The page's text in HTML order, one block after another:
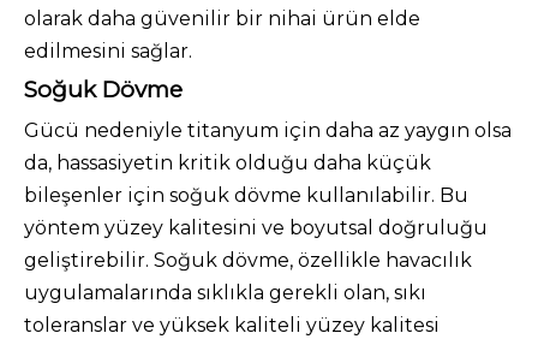
olarak daha güvenilir bir nihai ürün elde
edilmesini sağlar.
Soğuk Dövme
Gücü nedeniyle titanyum için daha az yaygın olsa
da, hassasiyetin kritik olduğu daha küçük
bileşenler için soğuk dövme kullanılabilir. Bu
yöntem yüzey kalitesini ve boyutsal doğruluğu
geliştirebilir. Soğuk dövme, özellikle havacılık
uygulamalarında sıklıkla gerekli olan, sıkı
toleranslar ve yüksek kaliteli yüzey kalitesi